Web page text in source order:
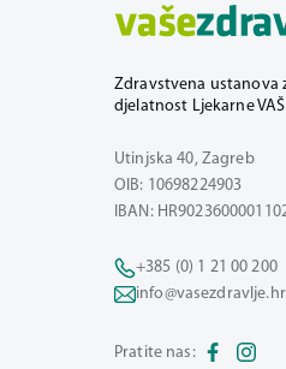
Zdravstvena ustanova
djelatnost Ljekarne
Utinjska 40, Zagreb
OIB: 10698224903
IBAN:
+385 (0) 1 21 00 200
info@vasezdravlje.hr
Pratite nas: